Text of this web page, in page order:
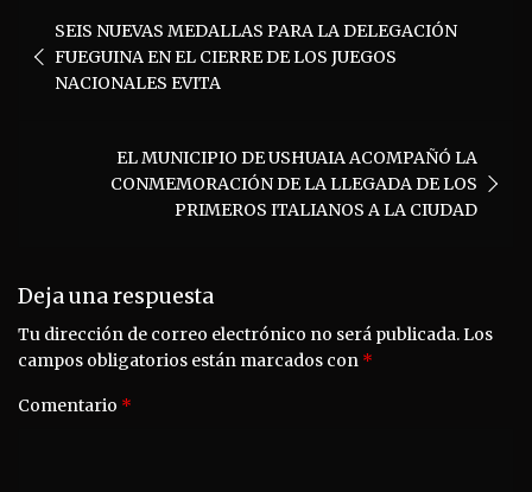
de
entradas
SEIS NUEVAS MEDALLAS PARA LA DELEGACIÓN
FUEGUINA EN EL CIERRE DE LOS JUEGOS
NACIONALES EVITA
EL MUNICIPIO DE USHUAIA ACOMPAÑÓ LA
CONMEMORACIÓN DE LA LLEGADA DE LOS
PRIMEROS ITALIANOS A LA CIUDAD
Deja una respuesta
Tu dirección de correo electrónico no será publicada.Los
campos obligatorios están marcados con *
Comentario *